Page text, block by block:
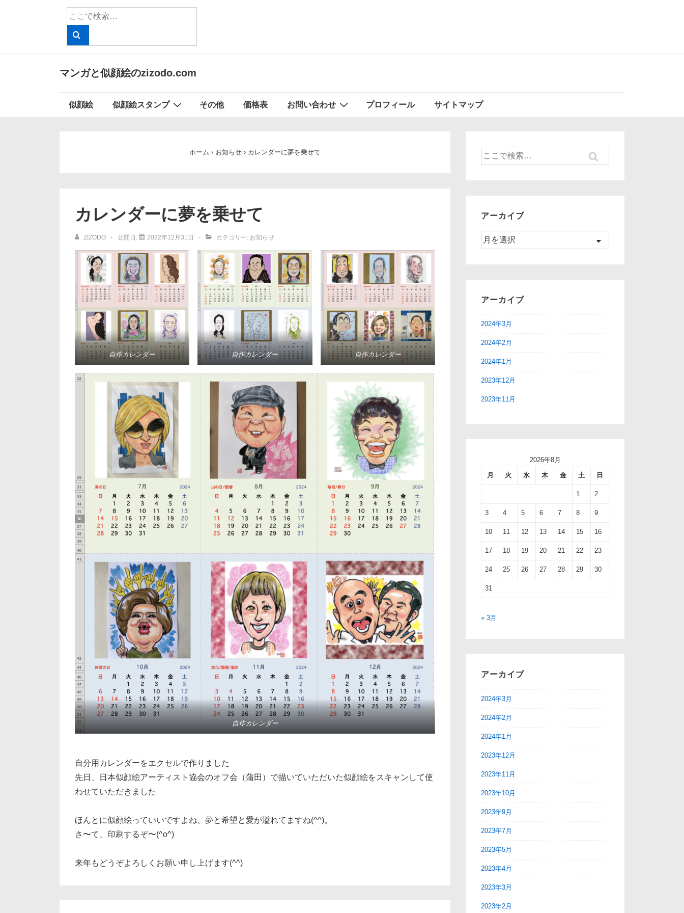
検
索
象:
マンガと似顔絵のzizodo.com
メ似顔絵 似顔絵スタンプ その他 価格表 お問い合わせ プロフィール サイトマップ
ホーム › お知らせ › カレンダーに夢を乗せて
カレンダーに夢を乗せて
ZIZODO 公開日: 2022年12月31日 カテゴリー: お知らせ
自作カレンダー 自作カレンダー 自作カレンダー
自作カレンダー
自分用カレンダーをエクセルで作りました
先日、日本似顔絵アーティスト協会のオフ会（蒲田）で描いていただいた似顔絵をスキャンして使
わせていただきました
ほんとに似顔絵っていいですよね、夢と希望と愛が溢れてますね(^^)。
さ〜て、印刷するぞ〜(^o^)
来年もどうぞよろしくお願い申し上げます(^^)
検
索
アーカイブ
ア
アーカイブ
2024年3月
2024年2月
2024年1月
2023年12月
2023年11月
2026年8月
月
火 水 木 金 土 日
1 2
3 4 5 6 7 8 9
10 11 12 13 14 15 16
17 18 19 20 21 22 23
24 25 26 27 28 29 30
31
« 3月
アーカイブ
2024年3月
2024年2月
2024年1月
2023年12月
2023年11月
2023年10月
2023年9月
2023年7月
2023年5月
2023年4月
2023年3月
2023年2月